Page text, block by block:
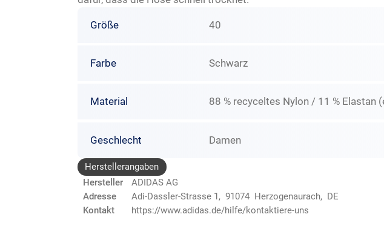
Größe 40
Farbe Schwarz
Material 88 % recyceltes Nylon / 11 % Elastan
Geschlecht Damen
Herstellerangaben
Hersteller
ADIDAS AG
Adresse
Adi-Dassler-Strasse 1, 91074 Herzogenaurach, DE
Kontakt
https://www.adidas.de/hilfe/kontaktiere-uns